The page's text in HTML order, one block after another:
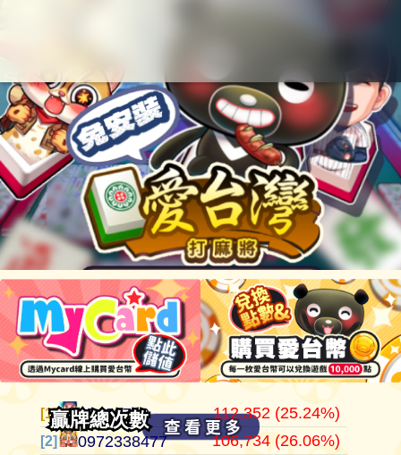
[1] 江湖風雲 105,030,046
[2] 田寮阿寶 37,342,896
贏牌總次數
贏牌總次數
[1] 07100710 112,352 (25.24%)
[2] 0972338477 106,734 (26.06%)
[1] 07100710 445,099
[2] 0972338477 409,517